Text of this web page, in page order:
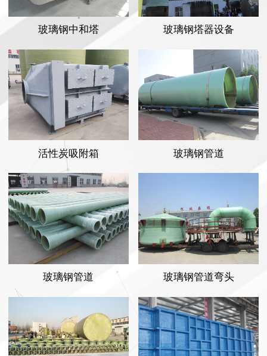
玻璃钢中和塔 玻璃钢塔器设备
活性炭吸附箱 玻璃钢管道
玻璃钢管道 玻璃钢管道弯头